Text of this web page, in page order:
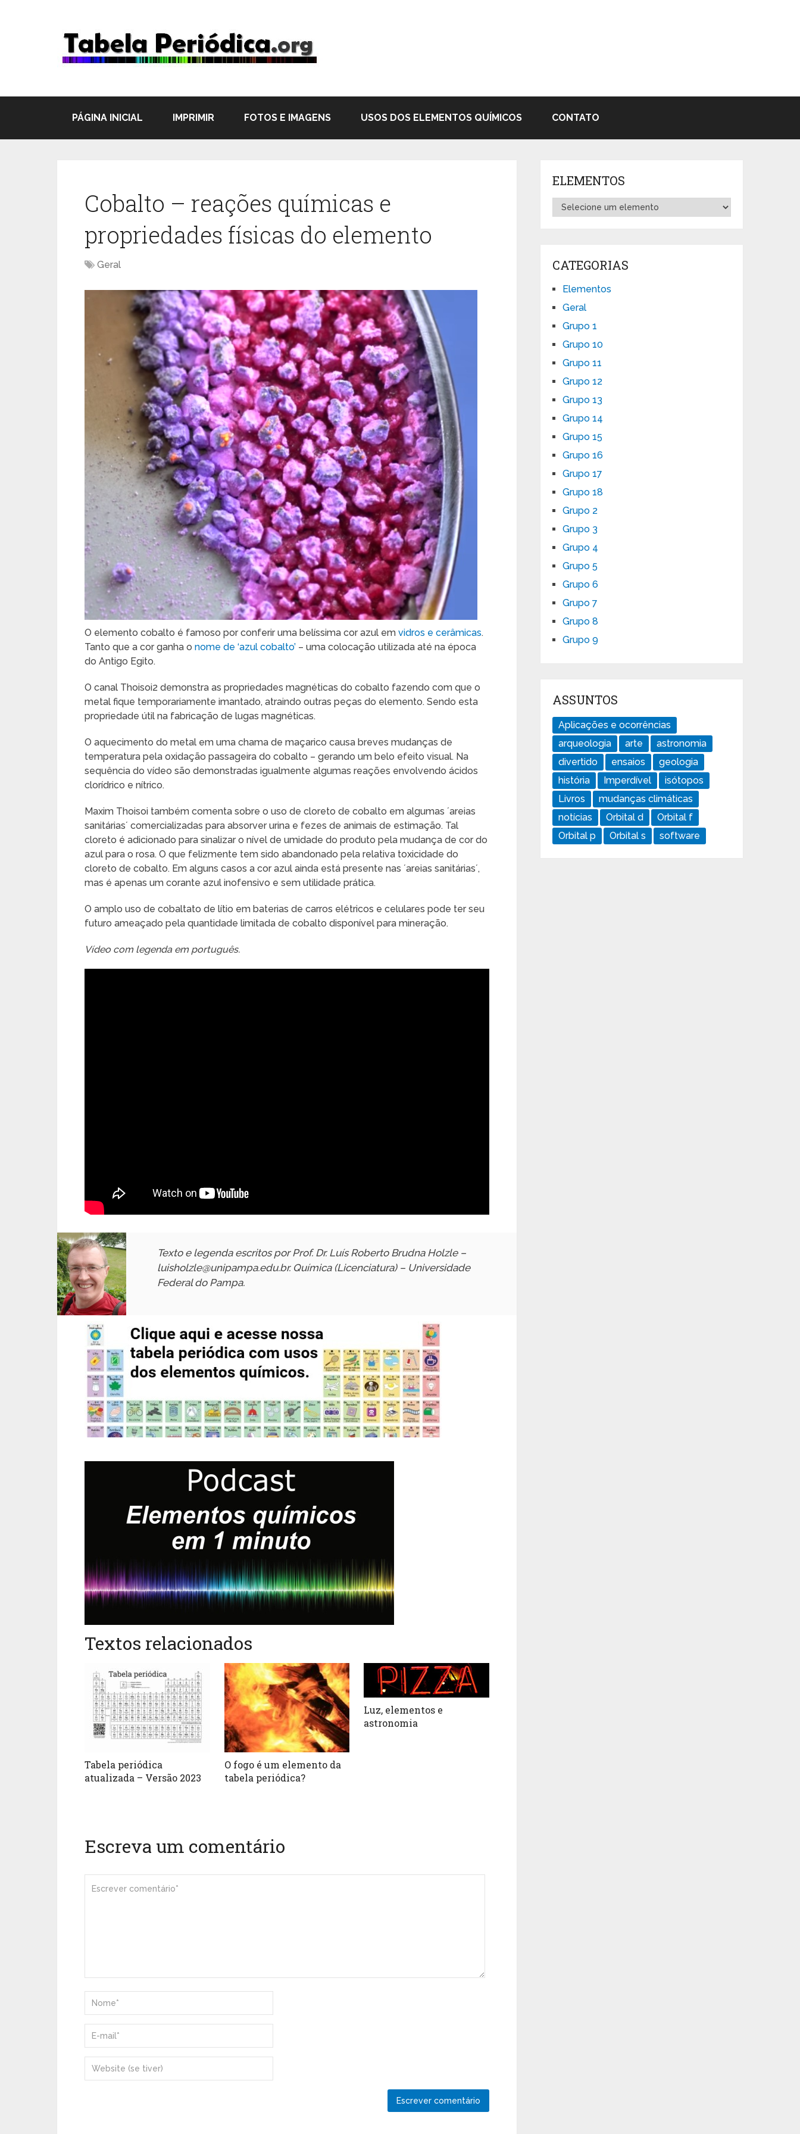
PÁGINA INICIAL IMPRIMIR FOTOS E IMAGENS USOS DOS ELEMENTOS QUÍMICOS CONTATO
Cobalto – reações químicas e
propriedades físicas do elemento
Geral
O elemento cobalto é famoso por conferir uma belíssima cor azul em vidros e cerâmicas.
Tanto que a cor ganha o nome de ‘azul cobalto’ – uma colocação utilizada até na época
do Antigo Egito.
O canal Thoisoi2 demonstra as propriedades magnéticas do cobalto fazendo com que o
metal fique temporariamente imantado, atraindo outras peças do elemento. Sendo esta
propriedade útil na fabricação de lugas magnéticas.
O aquecimento do metal em uma chama de maçarico causa breves mudanças de
temperatura pela oxidação passageira do cobalto – gerando um belo efeito visual. Na
sequência do vídeo são demonstradas igualmente algumas reações envolvendo ácidos
clorídrico e nítrico.
Maxim Thoisoi também comenta sobre o uso de cloreto de cobalto em algumas ´areias
sanitárias´ comercializadas para absorver urina e fezes de animais de estimação. Tal
cloreto é adicionado para sinalizar o nível de umidade do produto pela mudança de cor do
azul para o rosa. O que felizmente tem sido abandonado pela relativa toxicidade do
cloreto de cobalto. Em alguns casos a cor azul ainda está presente nas ´areias sanitárias´,
mas é apenas um corante azul inofensivo e sem utilidade prática.
O amplo uso de cobaltato de lítio em baterias de carros elétricos e celulares pode ter seu
futuro ameaçado pela quantidade limitada de cobalto disponível para mineração.
Vídeo com legenda em português.
Texto e legenda escritos por Prof. Dr. Luís Roberto Brudna Holzle –
luisholzle@unipampa.edu.br. Química (Licenciatura) – Universidade
Federal do Pampa.
Textos relacionados
Tabela periódica
atualizada – Versão 2023
O fogo é um elemento da
tabela periódica?
Luz, elementos e
astronomia
Escreva um comentário
ELEMENTOS
CATEGORIAS
Elementos
Geral
Grupo 1
Grupo 10
Grupo 11
Grupo 12
Grupo 13
Grupo 14
Grupo 15
Grupo 16
Grupo 17
Grupo 18
Grupo 2
Grupo 3
Grupo 4
Grupo 5
Grupo 6
Grupo 7
Grupo 8
Grupo 9
ASSUNTOS
Aplicações e ocorrências
arqueologia
arte
astronomia
divertido
ensaios
geologia
história
Imperdível
isótopos
Livros
mudanças climáticas
notícias
Orbital d
Orbital f
Orbital p
Orbital s software